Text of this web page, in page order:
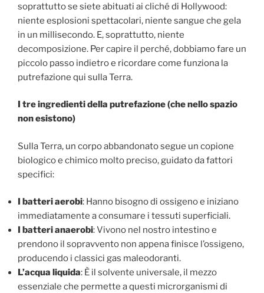
soprattutto se siete abituati ai cliché di Hollywood:
niente esplosioni spettacolari, niente sangue che gela
in un millisecondo. E, soprattutto, niente
decomposizione. Per capire il perché, dobbiamo fare un
piccolo passo indietro e ricordare come funziona la
putrefazione qui sulla Terra.
I tre ingredienti della putrefazione (che nello spazio
non esistono)
Sulla Terra, un corpo abbandonato segue un copione
biologico e chimico molto preciso, guidato da fattori
specifici:
I batteri aerobi: Hanno bisogno di ossigeno e iniziano
immediatamente a consumare i tessuti superficiali.
I batteri anaerobi: Vivono nel nostro intestino e
prendono il sopravvento non appena finisce l’ossigeno,
producendo i classici gas maleodoranti.
L’acqua liquida: È il solvente universale, il mezzo
essenziale che permette a questi microrganismi di